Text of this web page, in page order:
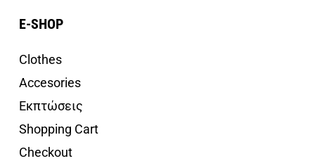
E-SHOP
Clothes
Accesories
Εκπτώσεις
Shopping Cart
Checkout